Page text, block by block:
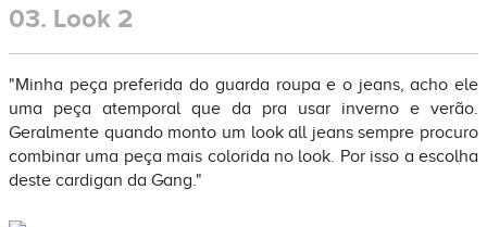
03. Look 2
"Minha peça preferida do guarda roupa e o jeans, acho ele
uma peça atemporal que da pra usar inverno e verão.
Geralmente quando monto um look all jeans sempre procuro
combinar uma peça mais colorida no look. Por isso a escolha
deste cardigan da Gang."